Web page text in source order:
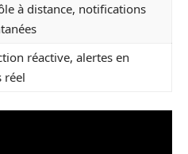
à distance, notifications
réactive, alertes en
réel